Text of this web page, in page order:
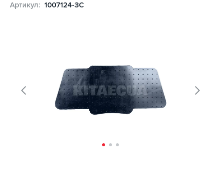
Артикул: 1007124-ЗС